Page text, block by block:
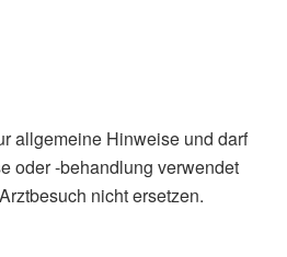
allgemeine Hinweise und darf
oder -behandlung verwendet
nicht ersetzen.